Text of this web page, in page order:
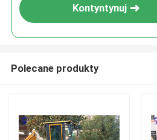
Kontyntynuj
Polecane produkty